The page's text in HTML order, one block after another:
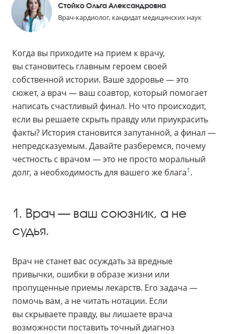
Стойко Ольга Александровна
Врач-кардиолог, кандидат медицинских наук
Когда вы приходите на прием к врачу,
вы становитесь главным героем своей
собственной истории. Ваше здоровье — это
сюжет, а врач — ваш соавтор, который помогает
написать счастливый финал. Но что происходит,
если вы решаете скрыть правду или приукрасить
факты? История становится запутанной, а финал —
непредсказуемым. Давайте разберемся, почему
честность с врачом — это не просто моральный
долг, а необходимость для вашего же блага1.
1. Врач — ваш союзник, а не
судья.
Врач не станет вас осуждать за вредные
привычки, ошибки в образе жизни или
пропущенные приемы лекарств. Его задача —
помочь вам, а не читать нотации. Если
вы скрываете правду, вы лишаете врача
возможности поставить точный диагноз